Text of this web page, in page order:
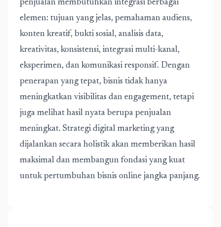
penjualan membutuhkan integrasi berbagai
elemen: tujuan yang jelas, pemahaman audiens,
konten kreatif, bukti sosial, analisis data,
kreativitas, konsistensi, integrasi multi-kanal,
eksperimen, dan komunikasi responsif. Dengan
penerapan yang tepat, bisnis tidak hanya
meningkatkan visibilitas dan engagement, tetapi
juga melihat hasil nyata berupa penjualan
meningkat. Strategi digital marketing yang
dijalankan secara holistik akan memberikan hasil
maksimal dan membangun fondasi yang kuat
untuk pertumbuhan bisnis online jangka panjang.